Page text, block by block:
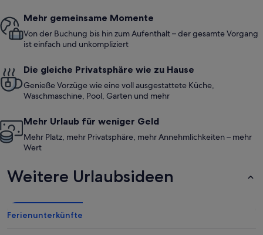
Mehr gemeinsame Momente
Von der Buchung bis hin zum Aufenthalt – der gesamte Vorgang
ist einfach und unkompliziert
Die gleiche Privatsphäre wie zu Hause
Genieße Vorzüge wie eine voll ausgestattete Küche,
Waschmaschine, Pool, Garten und mehr
Mehr Urlaub für weniger Geld
Mehr Platz, mehr Privatsphäre, mehr Annehmlichkeiten – mehr
Wert
Weitere Urlaubsideen
Ferienunterkünfte